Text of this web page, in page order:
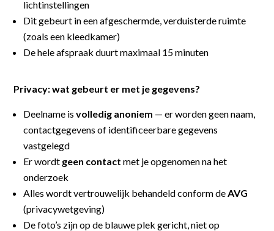
lichtinstellingen
Dit gebeurt in een afgeschermde, verduisterde ruimte
(zoals een kleedkamer)
De hele afspraak duurt maximaal 15 minuten
Privacy: wat gebeurt er met je gegevens?
Deelname isvolledig anoniem — er worden geen naam,
contactgegevens of identificeerbare gegevens
vastgelegd
Er wordt geen contact met je opgenomen na het
onderzoek
Alles wordt vertrouwelijk behandeld conform deAVG
(privacywetgeving)
De foto’s zijn op de blauwe plek gericht, niet op